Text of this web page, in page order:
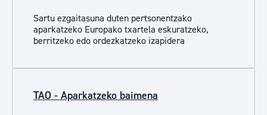
Sartu ezgaitasuna duten pertsonentzako
aparkatzeko Europako txartela eskuratzeko,
berritzeko edo ordezkatzeko izapidera
TAO - Aparkatzeko baimena